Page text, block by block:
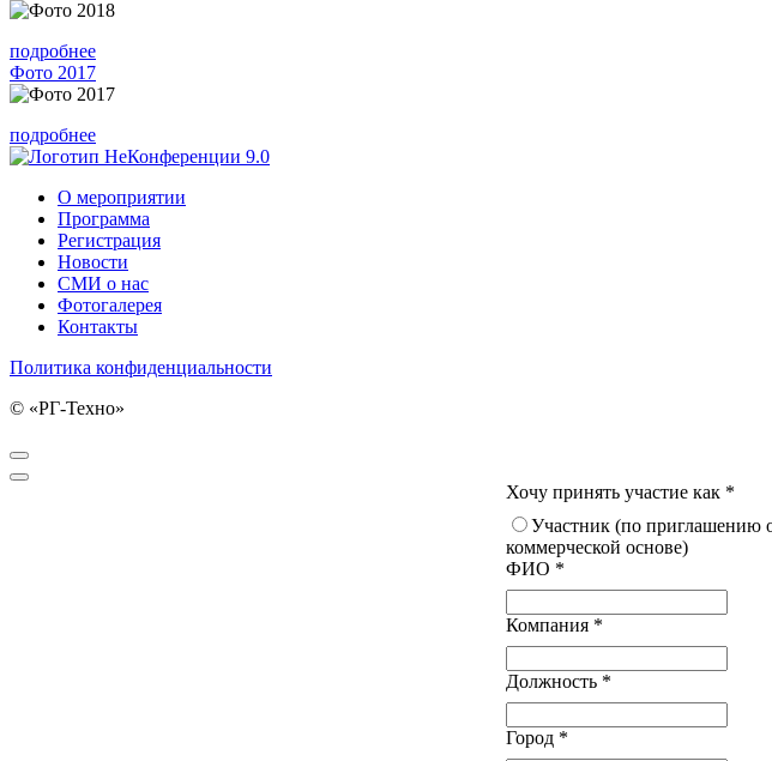
подробнее
Фото 2017
подробнее
О мероприятии
Программа
Регистрация
Новости
СМИ о нас
Фотогалерея
Контакты
Политика конфиденциальности
© «РГ-Техно»
Хочу принять участие как *
Участник (по приглашению
коммерческой основе)
ФИО *
Компания *
Должность *
Город *